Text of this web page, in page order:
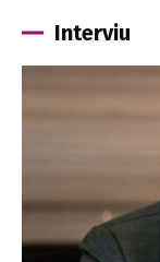
Interviu